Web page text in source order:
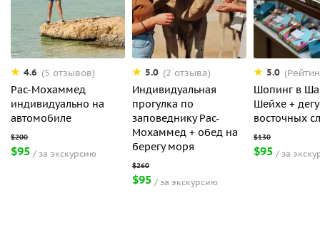
4.6 (5 отзывов)
Рас-Мохаммед
индивидуально на
автомобиле
$95 за экскурсию
5.0 (2 отзыва)
Индивидуальная
прогулка по
заповеднику Рас-
Мохаммед + обед на
берегу моря
$95 за экскурсию
5.0
Шопинг в
Шейхе +
восточных
$95 за